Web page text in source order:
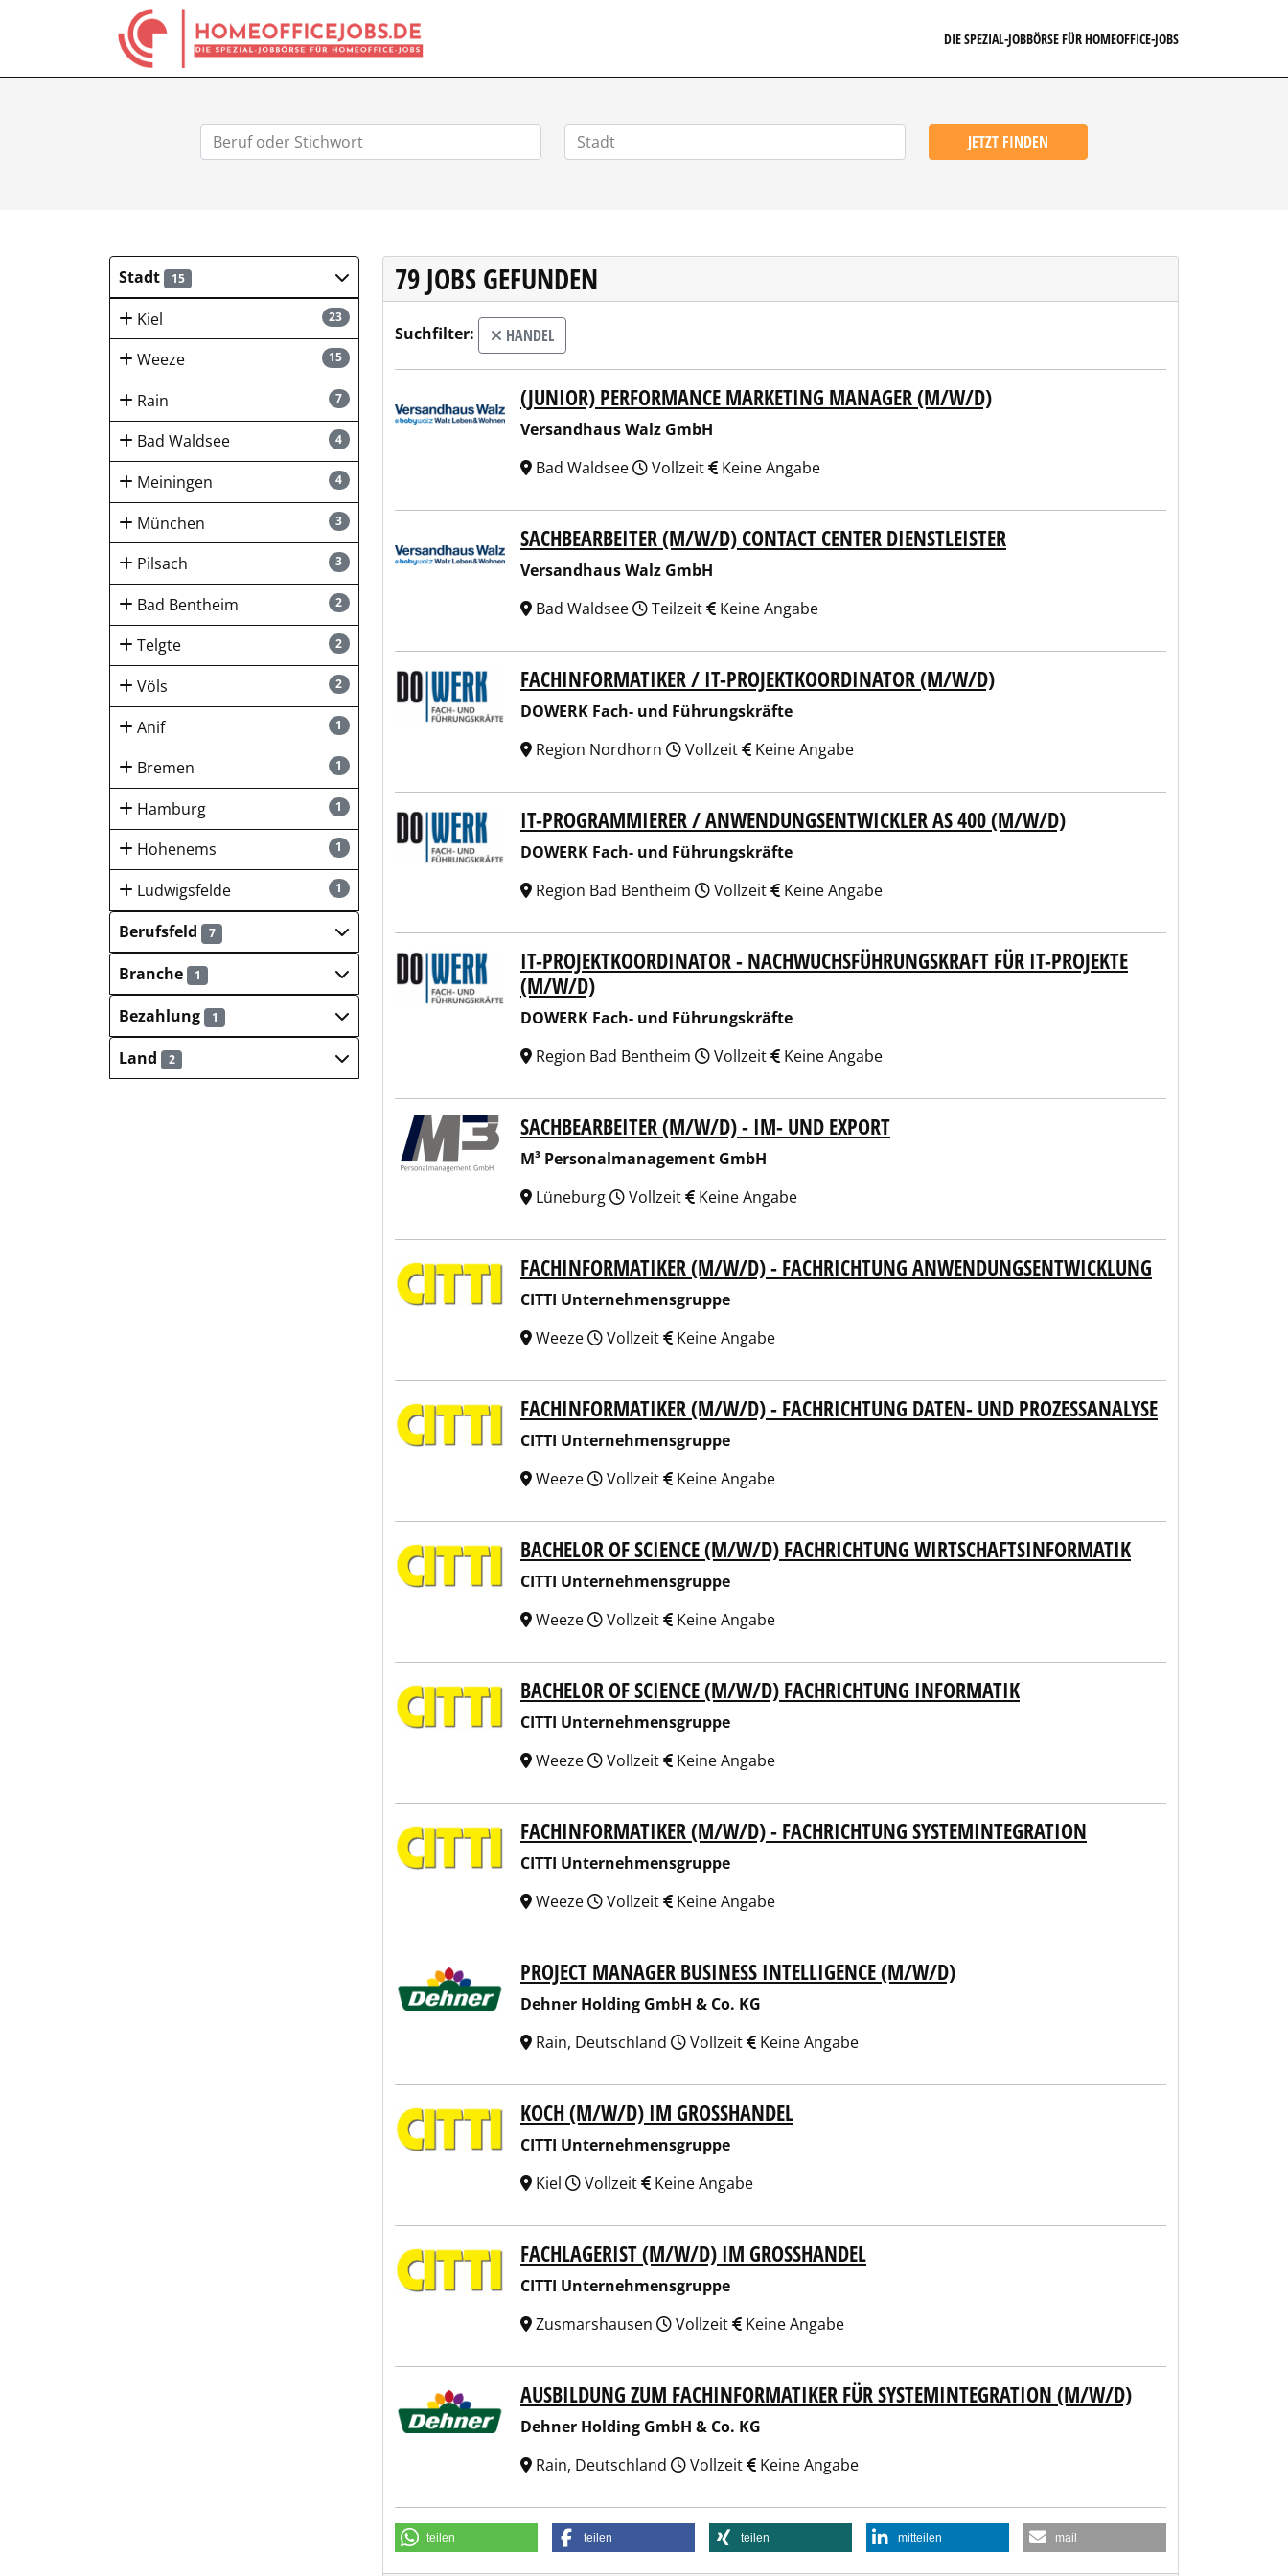
DIE SPEZIAL-JOBBÖRSE FÜR HOMEOFFICE-JOBS
JETZT FINDEN
Stadt 15
23
Kiel
15
Weeze
7
Rain
4
Bad Waldsee
4
Meiningen
3
München
3
Pilsach
2
Bad Bentheim
2
Telgte
2
Völs
1
Anif
1
Bremen
1
Hamburg
1
Hohenems
1
Ludwigsfelde
Berufsfeld
7
Branche 1
Bezahlung 1
Land 2
79 JOBS GEFUNDEN
Suchfilter: HANDEL
Versandhaus Walz GmbH(JUNIOR) PERFORMANCE MARKETING MANAGER (M/W/D)
Versandhaus Walz GmbH
Bad Waldsee
Vollzeit Keine Angabe
Versandhaus Walz GmbHSACHBEARBEITER (M/W/D) CONTACT CENTER DIENSTLEISTER
Versandhaus Walz GmbH
Bad Waldsee
Teilzeit Keine Angabe
DOWERK Fach- und FührungskräfteFACHINFORMATIKER / IT-PROJEKTKOORDINATOR (M/W/D)
DOWERK Fach- und Führungskräfte
Region Nordhorn
Vollzeit Keine Angabe
DOWERK Fach- und FührungskräfteIT-PROGRAMMIERER / ANWENDUNGSENTWICKLER AS 400 (M/W/D)
DOWERK Fach- und Führungskräfte
Region Bad Bentheim
Vollzeit Keine Angabe
DOWERK Fach- und FührungskräfteIT-PROJEKTKOORDINATOR - NACHWUCHSFÜHRUNGSKRAFT FÜR IT-PROJEKTE
(M/W/D)
DOWERK Fach- und Führungskräfte
Region Bad Bentheim
Vollzeit Keine Angabe
M³ Personalmanagement GmbHSACHBEARBEITER (M/W/D) - IM- UND EXPORT
M³ Personalmanagement GmbH
Lüneburg
Vollzeit Keine Angabe
CITTI UnternehmensgruppeFACHINFORMATIKER (M/W/D) - FACHRICHTUNG ANWENDUNGSENTWICKLUNG
CITTI Unternehmensgruppe
Weeze
Vollzeit Keine Angabe
CITTI UnternehmensgruppeFACHINFORMATIKER (M/W/D) - FACHRICHTUNG DATEN- UND PROZESSANALYSE
CITTI Unternehmensgruppe
Weeze
Vollzeit Keine Angabe
CITTI UnternehmensgruppeBACHELOR OF SCIENCE (M/W/D) FACHRICHTUNG WIRTSCHAFTSINFORMATIK
CITTI Unternehmensgruppe
Weeze
Vollzeit Keine Angabe
CITTI UnternehmensgruppeBACHELOR OF SCIENCE (M/W/D) FACHRICHTUNG INFORMATIK
CITTI Unternehmensgruppe
Weeze
Vollzeit Keine Angabe
CITTI UnternehmensgruppeFACHINFORMATIKER (M/W/D) - FACHRICHTUNG SYSTEMINTEGRATION
CITTI Unternehmensgruppe
Weeze
Vollzeit Keine Angabe
Dehner Holding GmbH & Co. KGPROJECT MANAGER BUSINESS INTELLIGENCE (M/W/D)
Dehner Holding GmbH & Co. KG
Rain, Deutschland
Vollzeit Keine Angabe
CITTI UnternehmensgruppeKOCH (M/W/D) IM GROSSHANDEL
CITTI Unternehmensgruppe
Kiel
Vollzeit Keine Angabe
CITTI UnternehmensgruppeFACHLAGERIST (M/W/D) IM GROSSHANDEL
CITTI Unternehmensgruppe
Zusmarshausen
Vollzeit Keine Angabe
Dehner Holding GmbH & Co. KGAUSBILDUNG ZUM FACHINFORMATIKER FÜR SYSTEMINTEGRATION (M/W/D)
Dehner Holding GmbH & Co. KG
Rain, Deutschland
Vollzeit Keine Angabe
teilen teilen teilen mitteilen mail